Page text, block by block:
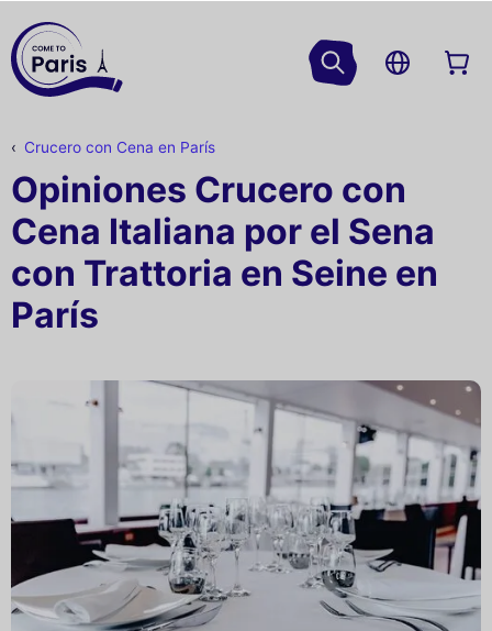
Crucero con Cena en París
Opiniones Crucero con
Cena Italiana por el Sena
con Trattoria en Seine en
París